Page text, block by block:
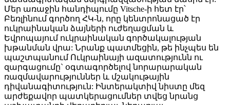
Մեր առաջին հանդիպումը Vitsche-ի հետ էր՝
Բեռլինում գործող ՀԿ-ն, որը կենտրոնացած էր
ուկրաինական ձայների ուժեղացման և
Եվրոպայում ուկրաինական գործակալության
խթանման վրա: Նրանք պատմեցին, թե ինչպես են
պաշտպանում Ուկրաինայի ազատությունն ու
զարգացումը` օգտագործելով նորարարական
ռազմավարություններ և մշակութային
դիվանագիտություն: Ինտերակտիվ նիստը մեզ
արժեքավոր պատկերացումներ տվեց նրանց